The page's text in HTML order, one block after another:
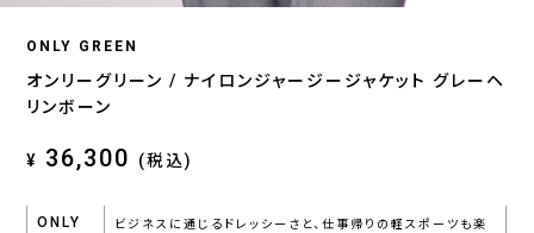
ONLY GREEN
オンリーグリーン / ナイロンジャージージャケット グレーヘ
リンボーン
¥ 36,300 (税込)
ONLY
ビジネスに通じるドレッシーさと、仕事帰りの軽スポーツも楽